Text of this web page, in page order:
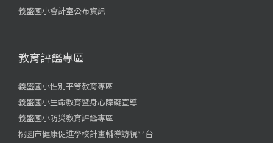
義盛國小會計室公布資訊
教育評鑑專區
義盛國小性別平等教育專區
義盛國小生命教育暨身心障礙宣導
義盛國小防災教育評鑑專區
桃園市健康促進學校計畫輔導訪視平台